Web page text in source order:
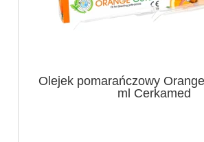
Olejek pomarańczowy
ml Cerkamed